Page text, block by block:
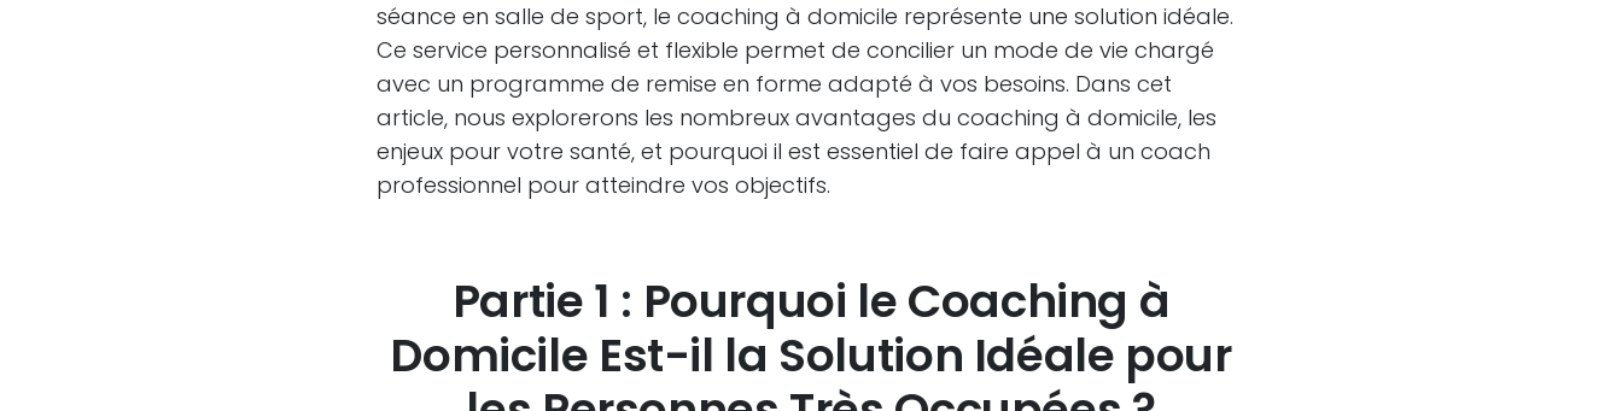
séance en salle de sport, le coaching à domicile représente une solution idéale.
Ce service personnalisé et flexible permet de concilier un mode de vie chargé
avec un programme de remise en forme adapté à vos besoins. Dans cet
article, nous explorerons les nombreux avantages du coaching à domicile, les
enjeux pour votre santé, et pourquoi il est essentiel de faire appel à un coach
professionnel pour atteindre vos objectifs.
Partie 1 : Pourquoi le Coaching à
Domicile Est-il la Solution Idéale pour